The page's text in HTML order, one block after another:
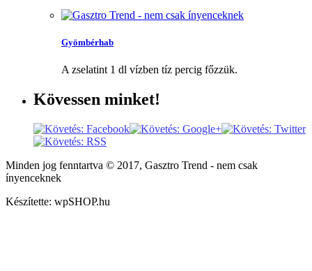
Gyömbérhab
A zselatint 1 dl vízben tíz percig főzzük.
Kövessen minket!
Minden jog fenntartva © 2017, Gasztro Trend - nem csak
ínyenceknek
Készítette: wpSHOP.hu